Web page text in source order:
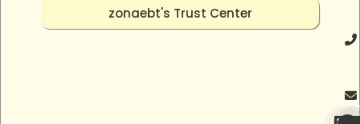
zonaebt's Trust Center